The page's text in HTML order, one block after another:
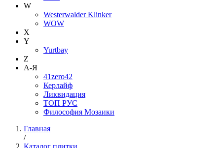
W
Westerwalder Klinker
WOW
X
Y
Yurtbay
Z
А-Я
41zero42
Керлайф
Ликвидация
ТОП РУС
Философия Мозаики
Главная
/
Каталог плитки